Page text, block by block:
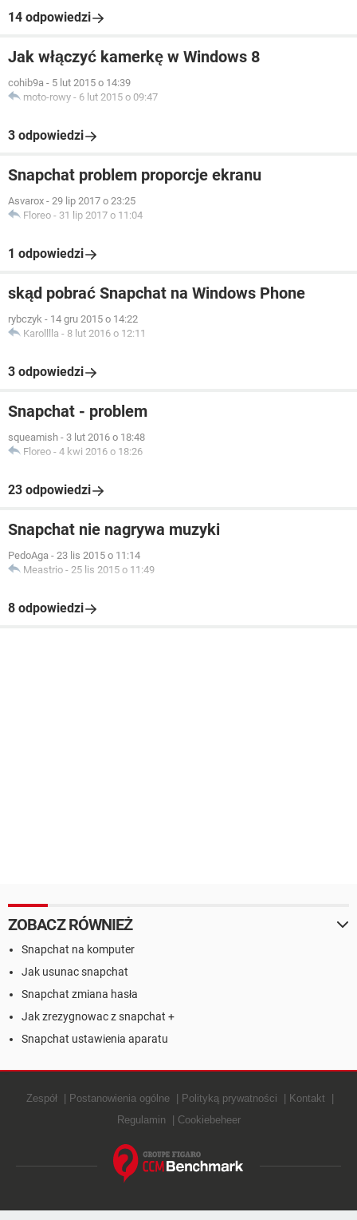
14 odpowiedzi
Jak włączyć kamerkę w Windows 8
cohib9a - 5 lut 2015 o 14:39
moto-rowy - 6 lut 2015 o 09:47
3 odpowiedzi
Snapchat problem proporcje ekranu
Asvarox - 29 lip 2017 o 23:25
Floreo - 31 lip 2017 o 11:04
1 odpowiedzi
skąd pobrać Snapchat na Windows Phone
rybczyk - 14 gru 2015 o 14:22
Karolllla - 8 lut 2016 o 12:11
3 odpowiedzi
Snapchat - problem
squeamish - 3 lut 2016 o 18:48
Floreo - 4 kwi 2016 o 18:26
23 odpowiedzi
Snapchat nie nagrywa muzyki
PedoAga - 23 lis 2015 o 11:14
Meastrio - 25 lis 2015 o 11:49
8 odpowiedzi
ZOBACZ RÓWNIEŻ
Snapchat na komputer
Jak usunac snapchat
Snapchat zmiana hasła
Jak zrezygnowac z snapchat +
Snapchat ustawienia aparatu
Zespół Postanowienia ogólne Polityką prywatności
Kontakt
Regulamin
Cookiebeheer